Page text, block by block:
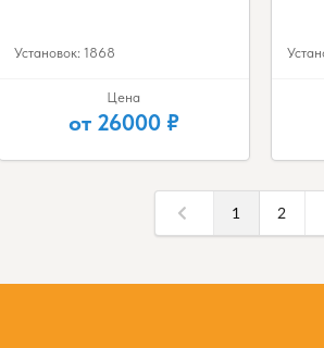
Установок: 1868
Цена
от 26000 ₽
1 2